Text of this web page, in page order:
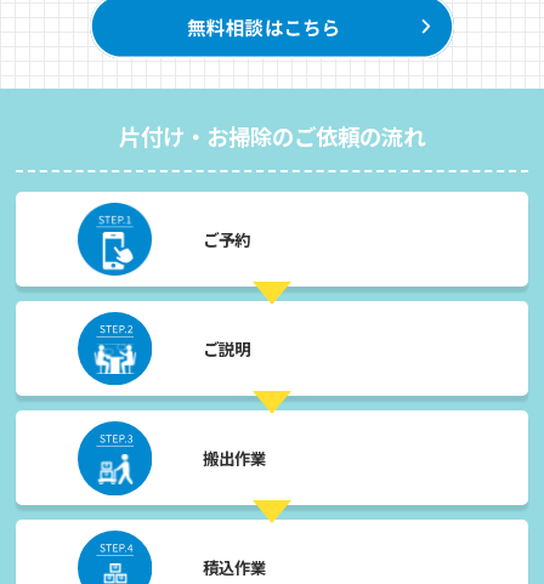
片付け・お掃除のご依頼の流れ
ご予約
ご説明
搬出作業
積込作業